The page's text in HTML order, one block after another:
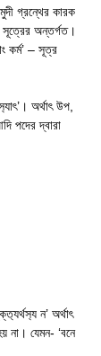
গ্রন্থের কারক
সূত্রের অন্তর্গত।
কর্ম’ – সূত্র
অর্থাৎ উপ,
পদের দ্বারা
ন’ অর্থাৎ
না। যেমন- ‘বনে